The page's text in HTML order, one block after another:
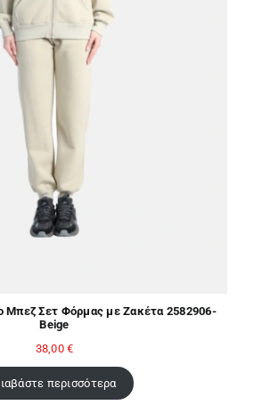
Μπεζ Σετ Φόρμας με Ζακέτα 2582906-
Beige
38,00€
περισσότερα